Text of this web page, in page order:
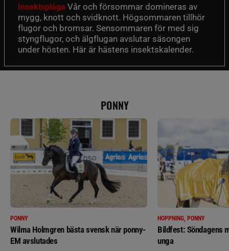
Insektsplåga Vår och försommar domineras av
mygg, knott och svidknott. Högsommaren tillhör
flugor och bromsar. Sensommaren för med sig
styngflugor, och älgflugan avslutar säsongen
under hösten. Här är hästens insektskalender.
PONNY
PONNY
Wilma Holmgren bästa svensk när ponny-
EM avslutades
HOPPNING, PONNY
Bildfest: Söndagens
unga